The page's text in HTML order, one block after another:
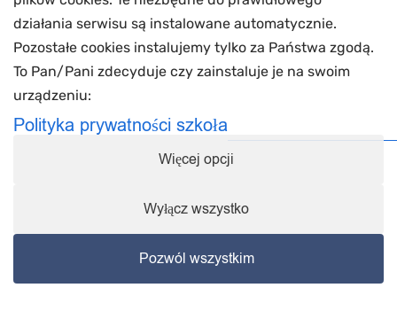
Dokumenty rekrutacyjne
Zapisz się na kurs
działania serwisu są instalowane automatycznie.
Pozostałe cookies instalujemy tylko za Państwa zgodą.
To Pan/Pani zdecyduje czy zainstaluje je na swoim
urządzeniu:
Polityka prywatności szkoła
Więcej opcji
Wyłącz wszystko
Pozwól wszystkim